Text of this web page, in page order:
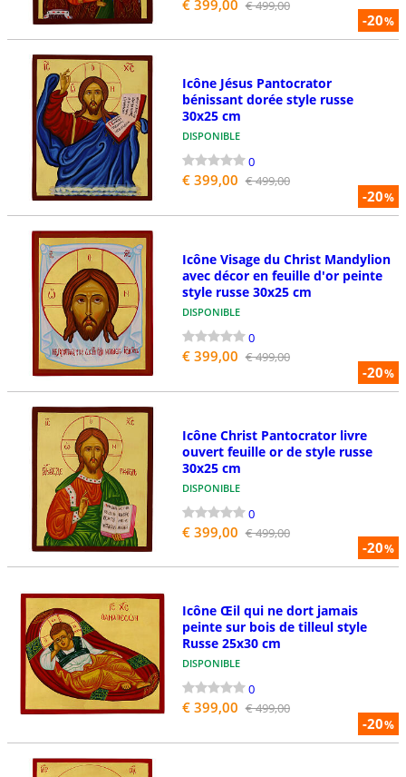
-20%
€ 399,00 € 499,00
-20%
Icône Jésus Pantocrator
bénissant dorée style russe
30x25 cm
DISPONIBLE
0
€ 399,00 € 499,00
-20%
Icône Visage du Christ Mandylion
avec décor en feuille d'or peinte
style russe 30x25 cm
DISPONIBLE
0
€ 399,00 € 499,00
-20%
Icône Christ Pantocrator livre
ouvert feuille or de style russe
30x25 cm
DISPONIBLE
0
€ 399,00 € 499,00
-20%
Icône Œil qui ne dort jamais
peinte sur bois de tilleul style
Russe 25x30 cm
DISPONIBLE
0
€ 399,00 € 499,00